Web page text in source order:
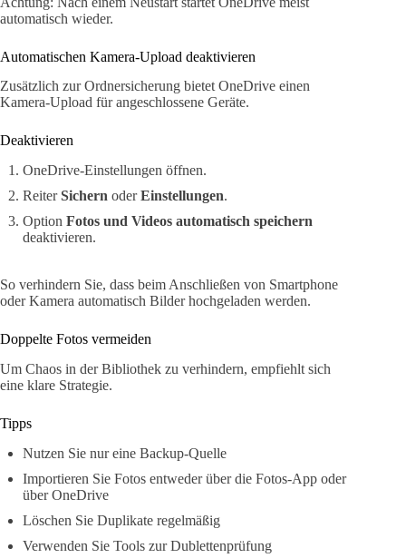
automatisch wieder.
Automatischen Kamera-Upload deaktivieren
Zusätzlich zur Ordnersicherung bietet OneDrive einen
Kamera-Upload für angeschlossene Geräte.
Deaktivieren
OneDrive-Einstellungen öffnen.
ReiterSichern oderEinstellungen.
Option Fotos und Videos automatisch speichern
deaktivieren.
So verhindern Sie, dass beim Anschließen von Smartphone
oder Kamera automatisch Bilder hochgeladen werden.
Doppelte Fotos vermeiden
Um Chaos in der Bibliothek zu verhindern, empfiehlt sich
eine klare Strategie.
Tipps
Nutzen Sie nur eine Backup-Quelle
Importieren Sie Fotos entweder über die Fotos-App oder
über OneDrive
Löschen Sie Duplikate regelmäßig
Verwenden Sie Tools zur Dublettenprüfung